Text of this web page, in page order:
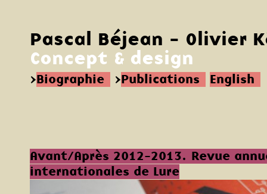
Pascal Béjean - Olivier
Concept & design
>Biographie >Publications English
Avant/Après 2012-2013. Revue
internationales de Lure